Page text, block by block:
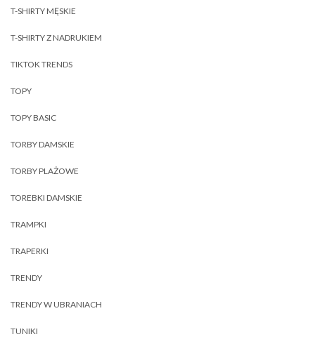
T-SHIRTY MĘSKIE
T-SHIRTY Z NADRUKIEM
TIKTOK TRENDS
TOPY
TOPY BASIC
TORBY DAMSKIE
TORBY PLAŻOWE
TOREBKI DAMSKIE
TRAMPKI
TRAPERKI
TRENDY
TRENDY W UBRANIACH
TUNIKI